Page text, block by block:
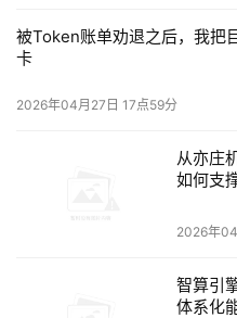
被Token账单劝退之后，我把
卡
2026年04月27日 17点59分
从亦庄
如何支
2026年
智算引
体系化